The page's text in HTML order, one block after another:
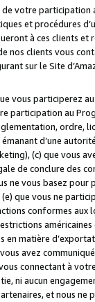
votre
et procédures
à ces clients
nos clients vous
sur le Site
vous participerez
participation au
ordre,
d’une
(c) que vous
de conclure des
ne vous basez
que vous ne
conformes
en matière
avez
connectant à
ni aucun
et nous